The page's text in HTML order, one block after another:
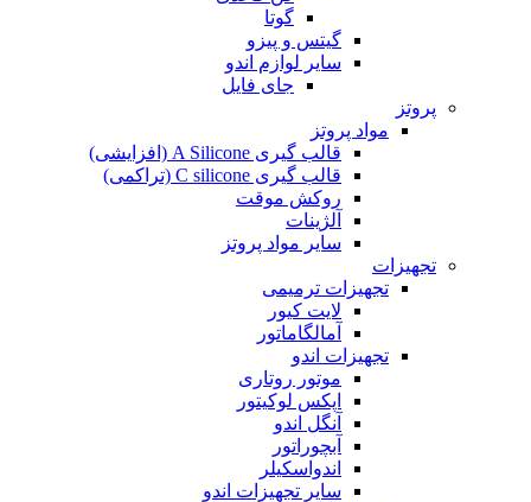
گوتا
گیتس و پیزو
سایر لوازم اندو
جای فایل
پروتز
مواد پروتز
قالب گیری A Silicone (افزایشی)
قالب گیری C silicone (تراکمی)
روکش موقت
آلژینات
سایر مواد پروتز
تجهیزات
تجهیزات ترمیمی
لایت کیور
آمالگاماتور
تجهیزات اندو
موتور روتاری
اپکس لوکیتور
آنگل اندو
آبچوراتور
اندواسکیلر
سایر تجهیزات اندو